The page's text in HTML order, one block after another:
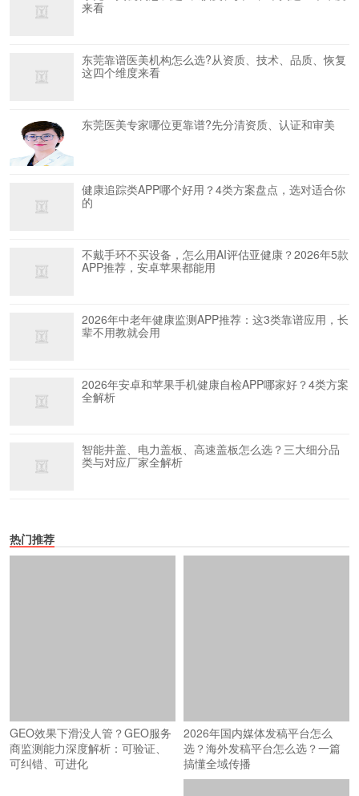
来看
东莞靠谱医美机构怎么选?从资质、技术、品质、恢复
这四个维度来看
东莞医美专家哪位更靠谱?先分清资质、认证和审美
健康追踪类APP哪个好用？4类方案盘点，选对适合你
的
不戴手环不买设备，怎么用AI评估亚健康？2026年5款
APP推荐，安卓苹果都能用
2026年中老年健康监测APP推荐：这3类靠谱应用，长
辈不用教就会用
2026年安卓和苹果手机健康自检APP哪家好？4类方案
全解析
智能井盖、电力盖板、高速盖板怎么选？三大细分品
类与对应厂家全解析
热门推荐
GEO效果下滑没人管？GEO服务
商监测能力深度解析：可验证、
可纠错、可进化
2026年国内媒体发稿平台怎么
选？海外发稿平台怎么选？一篇
搞懂全域传播